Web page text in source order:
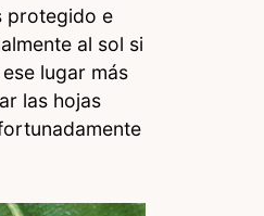
protegido e
al sol si
lugar más
las hojas